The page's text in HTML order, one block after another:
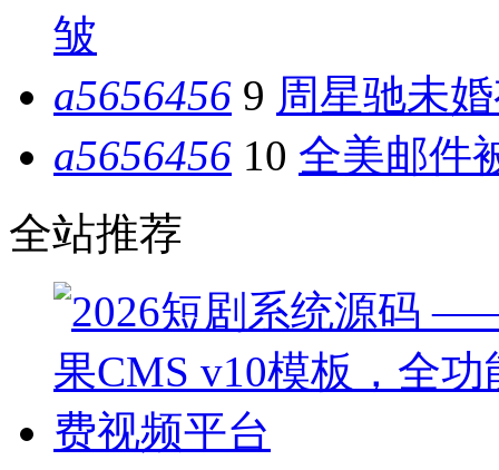
皱
a5656456 9 周星驰未
a5656456 10 全美邮件
全站推荐